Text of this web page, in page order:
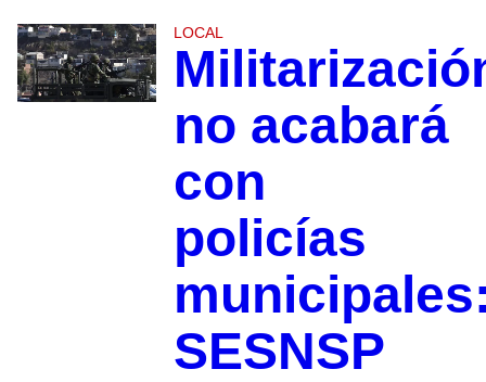
LOCAL
no acabará
con
policías
SESNSP